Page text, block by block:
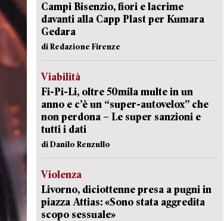
Campi Bisenzio, fiori e lacrime
davanti alla Capp Plast per Kumara
Gedara
di Redazione Firenze
Viabilità
Fi-Pi-Li, oltre 50mila multe in un
anno e c’è un “super-autovelox” che
non perdona – Le super sanzioni e
tutti i dati
di Danilo Renzullo
Violenza
Livorno, diciottenne presa a pugni in
piazza Attias: «Sono stata aggredita
scopo sessuale»